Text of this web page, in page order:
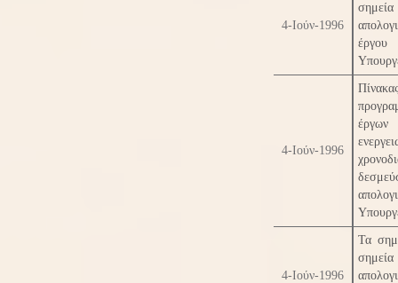
4-Ιούν-1996
4-Ιούν-1996
4-Ιούν-1996
Τα